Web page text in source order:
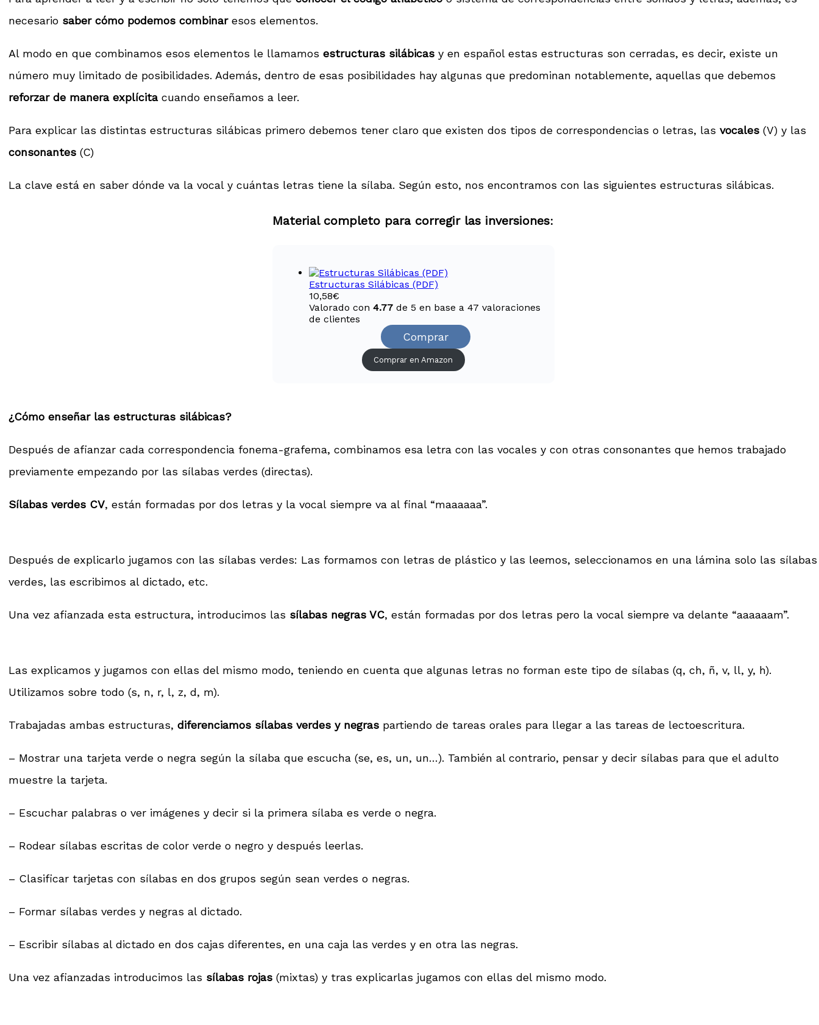
necesario saber cómo podemos combinaresos elementos.
Al modo en que combinamos esos elementos le llamamosestructuras silábicas y en español estas estructuras son cerradas, es decir, existe un
número muy limitado de posibilidades. Además, dentro de esas posibilidades hay algunas que predominan notablemente, aquellas que debemos
reforzar de manera explícitacuando enseñamos a leer.
Para explicar las distintas estructuras silábicas primero debemos tener claro que existen dos tipos de correspondencias o letras, lasvocales(V) y las
consonantes (C)
La clave está en saber dónde va la vocal y cuántas letras tiene la sílaba. Según esto, nos encontramos con las siguientes estructuras silábicas.
Material completo para corregir las inversiones:
Estructuras Silábicas (PDF)
10,58€
Valorado con4.77 de 5 en base a47 valoraciones
de clientes
Comprar
Comprar en Amazon
¿Cómo enseñar las estructuras silábicas?
Después de afianzar cada correspondencia fonema-grafema, combinamos esa letra con las vocales y con otras consonantes que hemos trabajado
previamente empezando por las sílabas verdes (directas).
Sílabas verdes CV, están formadas por dos letras y la vocal siempre va al final “maaaaaa”.
Después de explicarlo jugamos con las sílabas verdes: Las formamos con letras de plástico y las leemos, seleccionamos en una lámina solo las sílabas
verdes, las escribimos al dictado, etc.
Una vez afianzada esta estructura, introducimos las sílabas negras VC, están formadas por dos letras pero la vocal siempre va delante “aaaaaam”.
Las explicamos y jugamos con ellas del mismo modo, teniendo en cuenta que algunas letras no forman este tipo de sílabas (q, ch, ñ, v, ll, y, h).
Utilizamos sobre todo (s, n, r, l, z, d, m).
Trabajadas ambas estructuras, diferenciamos sílabas verdes y negras partiendo de tareas orales para llegar a las tareas de lectoescritura.
– Mostrar una tarjeta verde o negra según la sílaba que escucha (se, es, un, un…). También al contrario, pensar y decir sílabas para que el adulto
muestre la tarjeta.
– Escuchar palabras o ver imágenes y decir si la primera sílaba es verde o negra.
– Rodear sílabas escritas de color verde o negro y después leerlas.
– Clasificar tarjetas con sílabas en dos grupos según sean verdes o negras.
– Formar sílabas verdes y negras al dictado.
– Escribir sílabas al dictado en dos cajas diferentes, en una caja las verdes y en otra las negras.
Una vez afianzadas introducimos las sílabas rojas (mixtas) y tras explicarlas jugamos con ellas del mismo modo.